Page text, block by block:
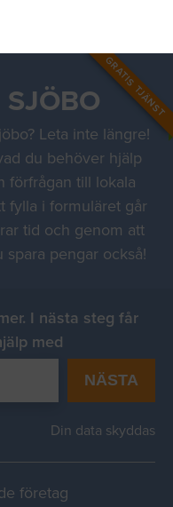
GRATIS TJÄNST
SJÖBO
Leta inte längre!
du behöver hjälp
förfrågan till lokala
fylla i formuläret går
tid och genom att
pengar också!
I nästa steg får
med
NÄSTA
Din data skyddas
företag